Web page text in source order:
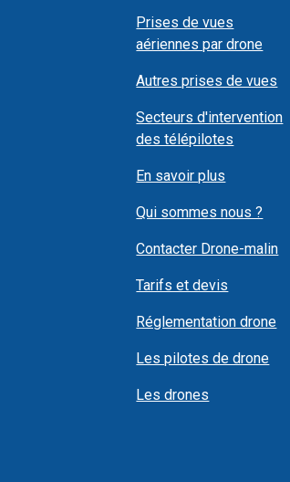
Prises de vues
aériennes par drone
Autres prises de vues
Secteurs d'intervention
des télépilotes
En savoir plus
Qui sommes nous ?
Contacter Drone-malin
Tarifs et devis
Réglementation drone
Les pilotes de drone
Les drones